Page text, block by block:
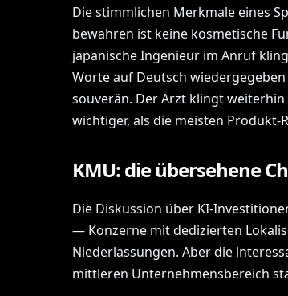
Die stimmlichen Merkmale eines
bewahren ist keine kosmetische
japanische Ingenieur im Anruf
Worte auf Deutsch
souverän. Der Arzt klingt
wichtiger, als die meisten Produkt-
KMU: die übersehene
Die Diskussion über KI-
— Konzerne mit dedizierten
Niederlassungen. Aber die
mittleren Unternehmensbereich